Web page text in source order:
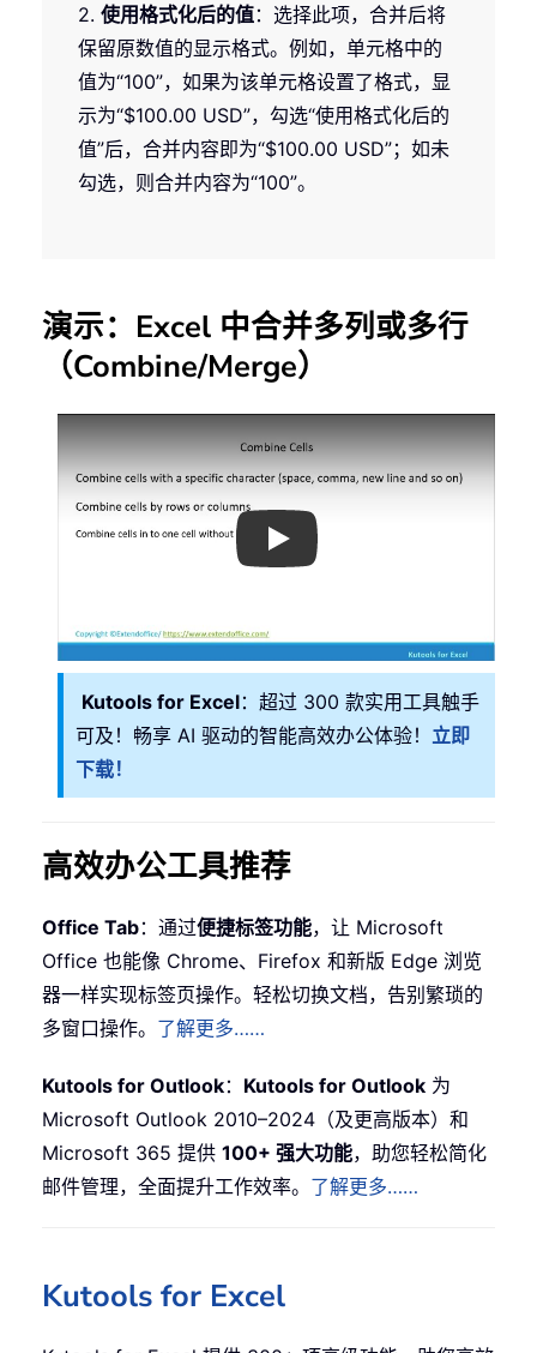
2. 使用格式化后的值：选择此项，合并后将
保留原数值的显示格式。例如，单元格中的
值为“100”，如果为该单元格设置了格式，显
示为“$100.00 USD”，勾选“使用格式化后的
值”后，合并内容即为“$100.00 USD”；如未
勾选，则合并内容为“100”。
演示：Excel 中合并多列或多行
（Combine/Merge）
Play
Kutools for Excel：超过 300 款实用工具触手
可及！畅享 AI 驱动的智能高效办公体验！ 立即
下载！
高效办公工具推荐
Office Tab：通过便捷标签功能，让 Microsoft
Office 也能像 Chrome、Firefox 和新版 Edge 浏览
器一样实现标签页操作。轻松切换文档，告别繁琐的
多窗口操作。 了解更多……
Kutools for Outlook： Kutools for Outlook 为
Microsoft Outlook 2010–2024（及更高版本）和
Microsoft 365 提供 100+ 强大功能，助您轻松简化
邮件管理，全面提升工作效率。 了解更多……
Kutools for Excel